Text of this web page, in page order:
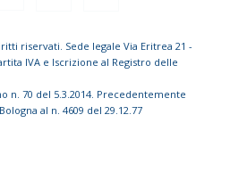
riservati. Sede legale Via Eritrea 21 -
IVA e Iscrizione al Registro delle
n. 70 del 5.3.2014. Precedentemente
al n. 4609 del 29.12.77